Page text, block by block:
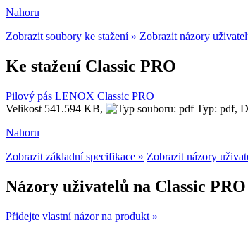
Nahoru
Zobrazit soubory ke stažení » Zobrazit názory
Ke stažení Classic PRO
Pilový pás LENOX Classic PRO
Velikost 541.594 KB,
Typ: pdf,
Nahoru
Zobrazit základní specifikace » Zobrazit názory
Názory uživatelů na Classic
Přidejte vlastní názor na produkt »